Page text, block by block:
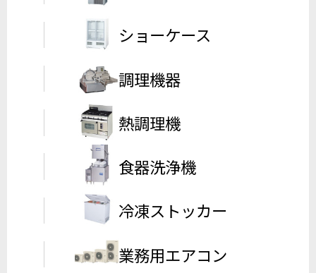
ショーケース
調理機器
熱調理機
食器洗浄機
冷凍ストッカー
業務用エアコン